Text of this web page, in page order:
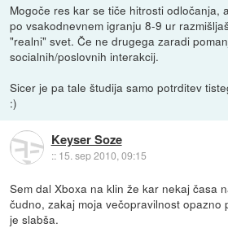
Mogoče res kar se tiče hitrosti odločanja,
po vsakodnevnem igranju 8-9 ur
"realni" svet. Če ne drugega zaradi
socialnih/poslovnih interakcij.
Sicer je pa tale študija samo potrditev
:)
Keyser Soze
:: 15. sep 2010, 09:15
Sem dal Xboxa na klin že kar nekaj časa
čudno, zakaj moja večopravilnost opazno
je slabša.